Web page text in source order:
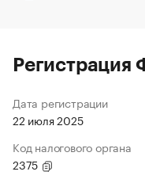
Регистрация
Дата регистрации
22 июля 2025
Код налогового органа
2375